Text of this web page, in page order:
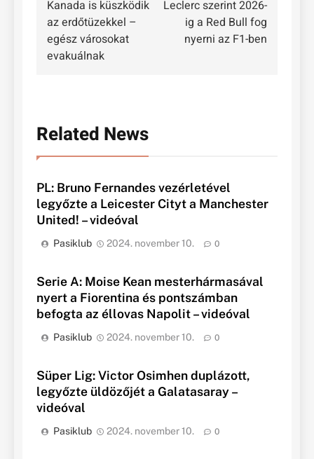
navigáció
Kanada is küszködik
az erdőtüzekkel –
egész városokat
evakuálnak
Leclerc szerint 2026-
ig a Red Bull fog
nyerni az F1-ben
Related News
PL: Bruno Fernandes vezérletével
legyőzte a Leicester Cityt a Manchester
United! – videóval
Pasiklub 2024. november 10. 0
Serie A: Moise Kean mesterhármasával
nyert a Fiorentina és pontszámban
befogta az éllovas Napolit – videóval
Pasiklub 2024. november 10. 0
Süper Lig: Victor Osimhen duplázott,
legyőzte üldözőjét a Galatasaray –
videóval
Pasiklub 2024. november 10. 0